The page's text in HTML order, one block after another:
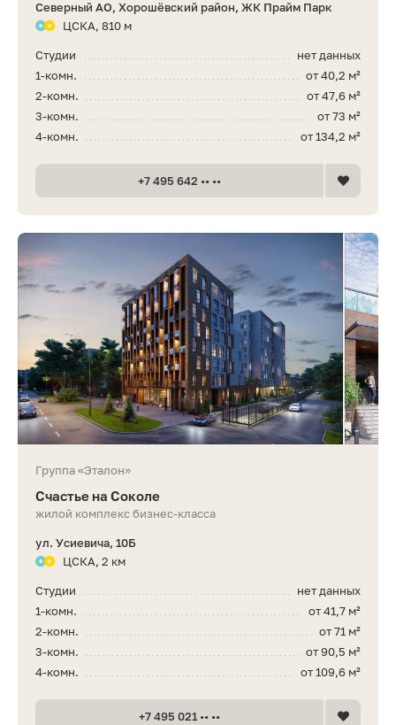
Северный АО, Хорошёвский район, ЖК Прайм Парк
ЦСКА, 810 м
нет данных
Студии
от 40,2 м²
1-комн.
от 47,6 м²
2-комн.
от 73 м²
3-комн.
от 134,2 м²
4-комн.
+7 495 642 •• ••
Группа «Эталон»
Счастье на Соколе
жилой комплекс бизнес-класса
ул. Усиевича, 10Б
ЦСКА, 2 км
нет данных
Студии
от 41,7 м²
1-комн.
от 71 м²
2-комн.
от 90,5 м²
3-комн.
от 109,6 м²
4-комн.
+7 495 021 •• ••